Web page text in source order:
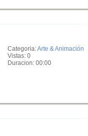
Categoria:Arte & Animación
Vistas: 0
Duracion: 00:00